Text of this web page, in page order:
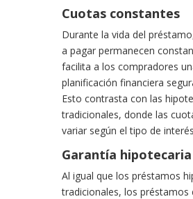
Cuotas constantes
Durante la vida del
a pagar permanecen
facilita a los compradores
planificación financiera
Esto contrasta con las
tradicionales, donde las
variar según el tipo de
Garantía hipotecaria
Al igual que los préstamos
tradicionales, los préstamos